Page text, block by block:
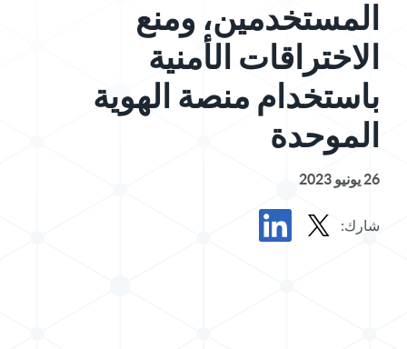
المستخدمين، ومنع
الاختراقات الأمنية
باستخدام منصة الهوية
الموحدة
26 يونيو 2023
شارك: